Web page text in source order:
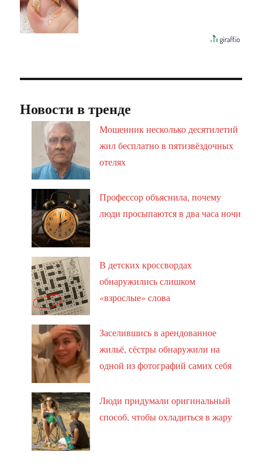
Новости в тренде
Мошенник несколько десятилетий
жил бесплатно в пятизвёздочных
отелях
Профессор объяснила, почему
люди просыпаются в два часа ночи
В детских кроссвордах
обнаружились слишком
«взрослые» слова
Заселившись в арендованное
жильё, сёстры обнаружили на
одной из фотографий самих себя
Люди придумали оригинальный
способ, чтобы охладиться в жару